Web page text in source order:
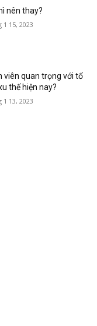
nên thay?
1 15, 2023
viên quan trọng với tổ
thế hiện nay?
1 13, 2023